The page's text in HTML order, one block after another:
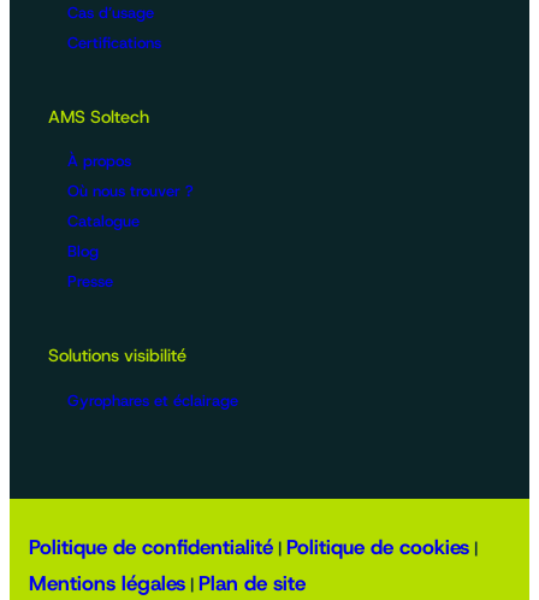
Cas d’usage
Certifications
AMS Soltech
À propos
Où nous trouver ?
Catalogue
Blog
Presse
Solutions visibilité
Gyrophares et éclairage
Politique de confidentialité | Politique de cookies |
Mentions légales | Plan de site